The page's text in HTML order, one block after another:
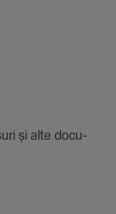
și alte docu­